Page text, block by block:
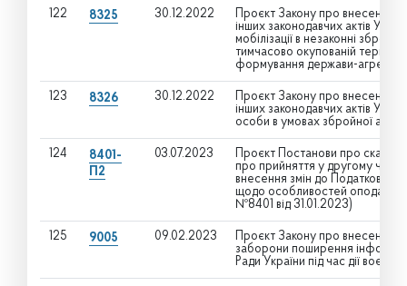
122 8325 30.12.2022
Проєкт Закону про внесення
інших законодавчих актів
мобілізації в незаконні
тимчасово окупованій
формування держави-
123 8326 30.12.2022
Проєкт Закону про внесення
інших законодавчих актів
особи в умовах збройної
124
8401-
П2
03.07.2023
Проєкт Постанови про
про прийняття у другому
внесення змін до Податкового
щодо особливостей
№8401 від 31.01.2023)
125 9005 09.02.2023
Проєкт Закону про внесення
заборони поширення
Ради України під час дії